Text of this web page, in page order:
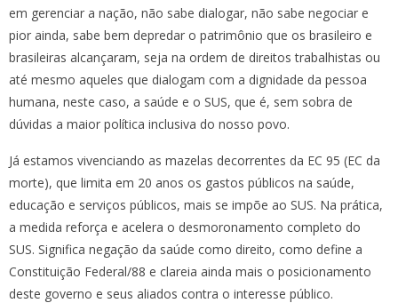
em gerenciar a nação, não sabe dialogar, não sabe negociar e
pior ainda, sabe bem depredar o patrimônio que os brasileiro e
brasileiras alcançaram, seja na ordem de direitos trabalhistas ou
até mesmo aqueles que dialogam com a dignidade da pessoa
humana, neste caso, a saúde e o SUS, que é, sem sobra de
dúvidas a maior política inclusiva do nosso povo.
Já estamos vivenciando as mazelas decorrentes da EC 95 (EC da
morte), que limita em 20 anos os gastos públicos na saúde,
educação e serviços públicos, mais se impõe ao SUS. Na prática,
a medida reforça e acelera o desmoronamento completo do
SUS. Significa negação da saúde como direito, como define a
Constituição Federal/88 e clareia ainda mais o posicionamento
deste governo e seus aliados contra o interesse público.